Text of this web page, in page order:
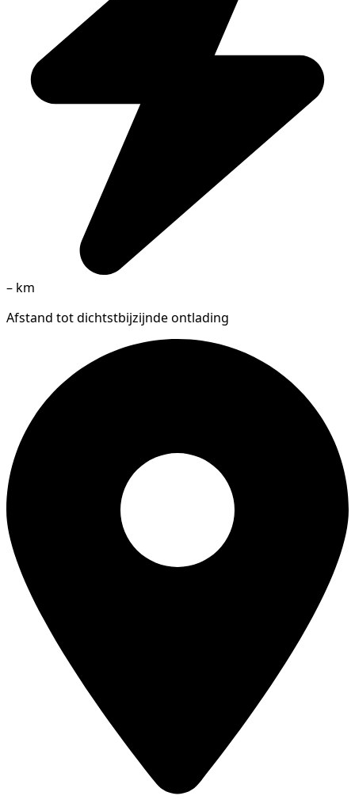
– km
Afstand tot dichtstbijzijnde ontlading